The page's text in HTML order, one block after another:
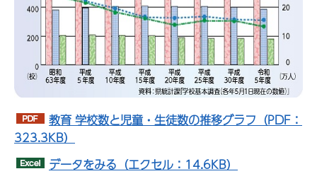
教育 学校数と児童・生徒数の推移グラフ（PDF：
323.3KB）
データをみる（エクセル：14.6KB）